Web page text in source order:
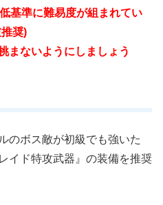
基準に難易度が組まれてい
奨)
まないようにしましょう
のボス敵が初級でも強いた
イド特攻武器』の装備を推奨